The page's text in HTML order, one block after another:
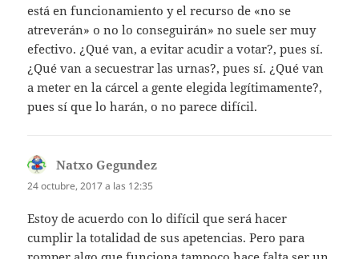
está en funcionamiento y el recurso de «no se
atreverán» o no lo conseguirán» no suele ser muy
efectivo. ¿Qué van, a evitar acudir a votar?, pues sí.
¿Qué van a secuestrar las urnas?, pues sí. ¿Qué van
a meter en la cárcel a gente elegida legítimamente?,
pues sí que lo harán, o no parece difícil.
Natxo Gegundez
24 octubre, 2017 a las 12:35
Estoy de acuerdo con lo difícil que será hacer
cumplir la totalidad de sus apetencias. Pero para